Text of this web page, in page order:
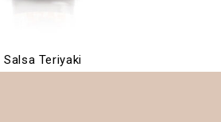
Salsa Teriyaki